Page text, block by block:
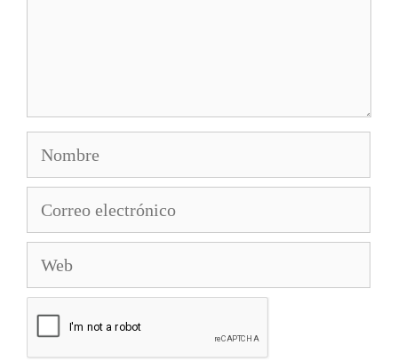
electrónico